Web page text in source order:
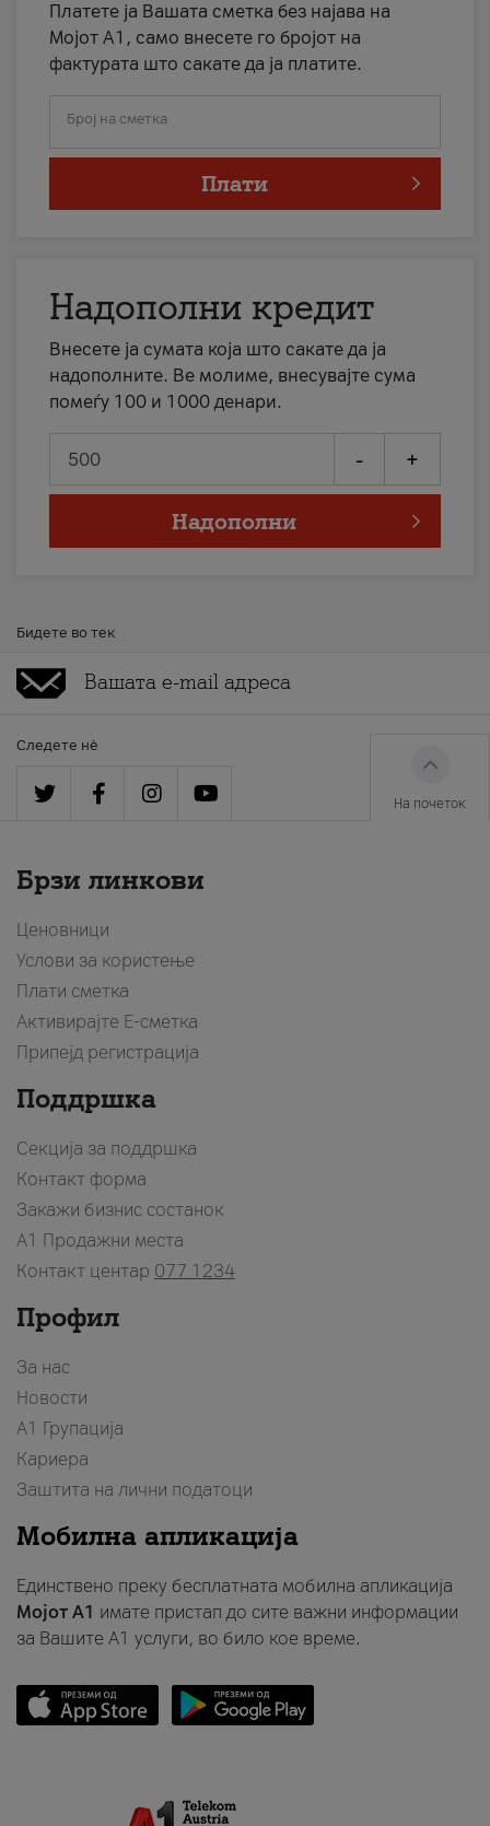
Платете ја Вашата сметка без најава на
Мојот А1, само внесете го бројот на
фактурата што сакате да ја платите.
Број на сметка
Плати
Надополни кредит
Внесете ја сумата која што сакате да ја
надополните. Ве молиме, внесувајте сума
помеѓу 100 и 1000 денари.
- +
Надополни
Бидете во тек
Следете нè
На почеток
Брзи линкови
Ценовници
Услови за користење
Плати сметка
Активирајте Е-сметка
Припејд регистрација
Поддршка
Секција за поддршка
Контакт форма
Закажи бизнис состанок
A1 Продажни места
Контакт центар 077 1234
Профил
За нас
Новости
А1 Групација
Кариера
Заштита на лични податоци
Мобилна апликација
Единствено преку бесплатната мобилна апликација
Мојот A1 имате пристап до сите важни информации
за Вашите A1 услуги, во било кое време.